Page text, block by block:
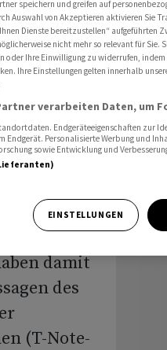
nach
nach
im
damit
des
(T-Note-
speichern und greifen auf
Auswahl von Akzeptieren aktivieren Sie
Dienste bereitzustellen“ aufgeführten
nicht mehr so relevant für Sie.
oder Ihre Einwilligung zu widerrufen,
Ihre Einstellungen gelten innerhalb
verarbeiten Daten, um
Endgeräteeigenschaften zur
Endgerät. Personalisierte Werbung und
sowie Entwicklung und
EINSTELLUNGEN